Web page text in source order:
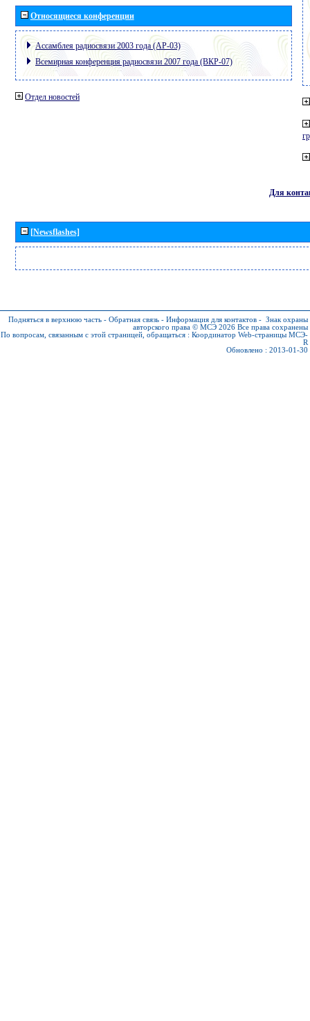
Относящиеся конференции
Ассамблея радиосвязи 2003 года (АР-03)
Всемирная конференция радиосвязи 2007 года (ВКР-07)
Отдел новостей
Для
[Newsflashes]
Подняться в верхнюю часть - Обратная связь - Информация для контактов - Знак охраны
авторского права © МСЭ 2026 Все права сохранены
По вопросам, связанным с этой страницей, обращаться : Координатор Web-страницы МСЭ-
R
Обновлено : 2013-01-30